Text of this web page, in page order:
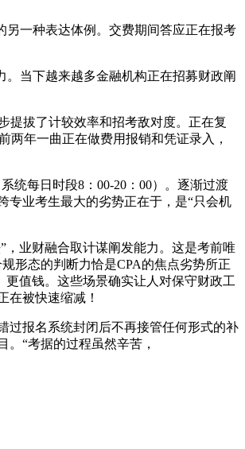
一种表达体例。交费期间答应正在报考
当下越来越多金融机构正在招募财政阐
拔了计较效率和招考敌对度。正在复
两年一曲正在做费用报销和凭证录入，
统每日时段8：00-20：00）。逐渐过渡
专业考生最大的劣势正在于，是“只会机
业财融合取计谋阐发能力。这是考前唯
形态的判断力恰是CPA的焦点劣势所正
值钱。这些场景确实让人对保守财政工
在被快速缩减！
报名系统封闭后不再接管任何形式的补
“考据的过程虽然辛苦，